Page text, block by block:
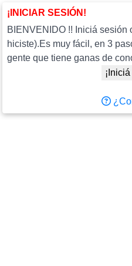
¡INICIAR SESIÓN!
BIENVENIDO !! Iniciá sesión
hiciste).Es muy fácil, en 3
gente que tiene ganas de